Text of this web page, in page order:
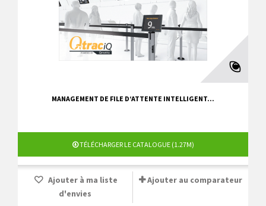
MANAGEMENT DE FILE D‘ATTENTE INTELLIGENT...
TÉLÉCHARGER LE CATALOGUE (1.27M)
Ajouter à ma liste
d'envies
Ajouter au comparateur